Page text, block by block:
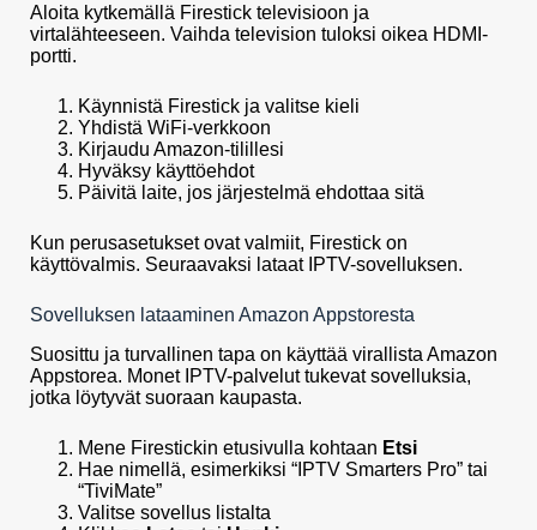
Aloita kytkemällä Firestick televisioon ja
virtalähteeseen. Vaihda television tuloksi oikea HDMI-
portti.
Käynnistä Firestick ja valitse kieli
Yhdistä WiFi-verkkoon
Kirjaudu Amazon-tilillesi
Hyväksy käyttöehdot
Päivitä laite, jos järjestelmä ehdottaa sitä
Kun perusasetukset ovat valmiit, Firestick on
käyttövalmis. Seuraavaksi lataat IPTV-sovelluksen.
Sovelluksen lataaminen Amazon Appstoresta
Suosittu ja turvallinen tapa on käyttää virallista Amazon
Appstorea. Monet IPTV-palvelut tukevat sovelluksia,
jotka löytyvät suoraan kaupasta.
Mene Firestickin etusivulla kohtaan Etsi
Hae nimellä, esimerkiksi “IPTV Smarters Pro” tai
“TiviMate”
Valitse sovellus listalta